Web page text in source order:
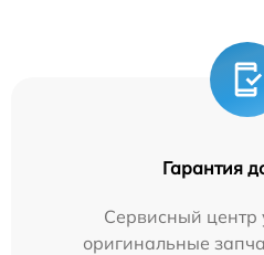
Гарантия
Сервисный центр
оригинальные